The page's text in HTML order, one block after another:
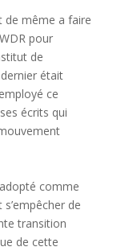
de même a faire
pour
de
était
ce
écrits qui
comme
de
transition
de cette